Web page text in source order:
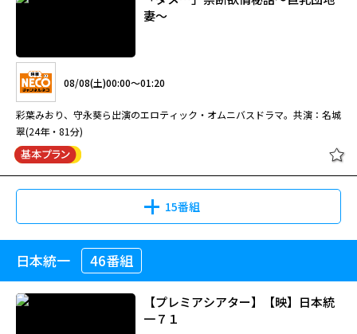
妻～
08/08(土)00:00～01:20
彩葉みおり、守永葵ら出演のエロティック・オムニバスドラマ。共演：名城
翠(24年・81分)
15番組
日本統一 46番組
【プレミアシアター】【映】日本統
一７１